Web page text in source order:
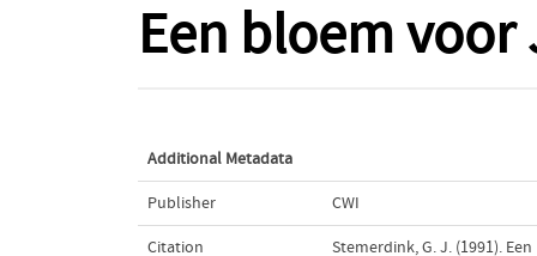
Een bloem voor
Additional Metadata
Publisher CWI
Citation Stemerdink, G. J. (1991).